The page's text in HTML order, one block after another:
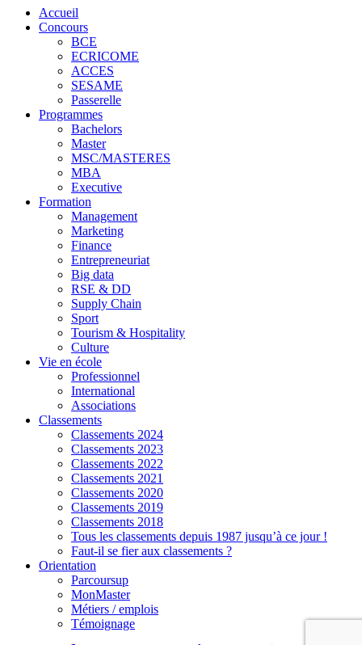
Accueil
Concours
BCE
ECRICOME
ACCES
SESAME
Passerelle
Programmes
Bachelors
Master
MSC/MASTERES
MBA
Executive
Formation
Management
Marketing
Finance
Entrepreneuriat
Big data
RSE & DD
Supply Chain
Sport
Tourism & Hospitality
Culture
Vie en école
Professionnel
International
Associations
Classements
Classements 2024
Classements 2023
Classements 2022
Classements 2021
Classements 2020
Classements 2019
Classements 2018
Tous les classements depuis 1987 jusqu’à ce jour !
Faut-il se fier aux classements ?
Orientation
Parcoursup
MonMaster
Métiers / emplois
Témoignage